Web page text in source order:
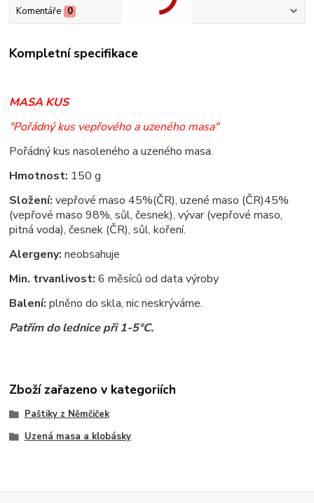
Komentáře 0
Kompletní specifikace
MASA KUS
"Pořádný kus vepřového a uzeného masa"
Pořádný kus nasoleného a uzeného masa.
Hmotnost: 150 g
Složení: vepřové maso 45%(ČR), uzené maso (ČR)45%
(vepřové maso 98%, sůl, česnek), vývar (vepřové maso,
pitná voda), česnek (ČR), sůl, koření.
Alergeny: neobsahuje
Min. trvanlivost: 6 měsíců od data výroby
Balení:plněno do skla, nic neskrýváme.
Patřím do lednice při 1-5°C.
Zboží zařazeno v kategoriích
Paštiky z Němčiček
Uzená masa a klobásky